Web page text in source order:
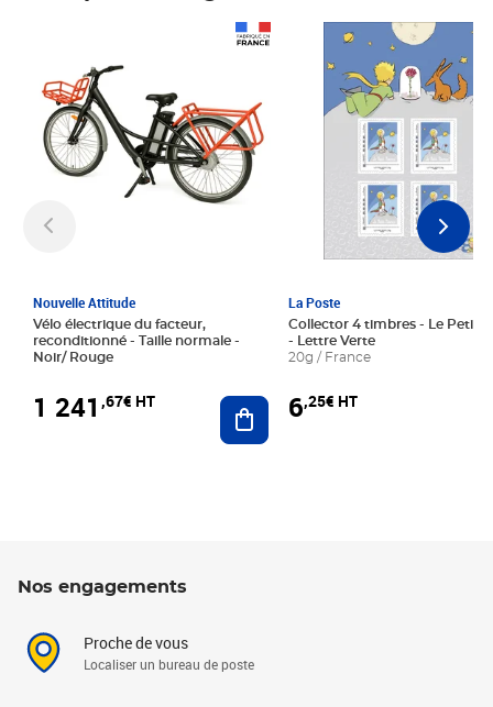
Nouvelle Attitude
Vélo électrique du facteur,
reconditionné - Taille normale -
Noir/ Rouge
1 241 ,67€ HT Ajouter au panier
La Poste
Collector 4 timbres - Le Petit
- Lettre Verte
20g / France
6,25€ HT
Prix 6,25€ HT
Nos engagements
Proche de vous
Localiser un bureau de poste